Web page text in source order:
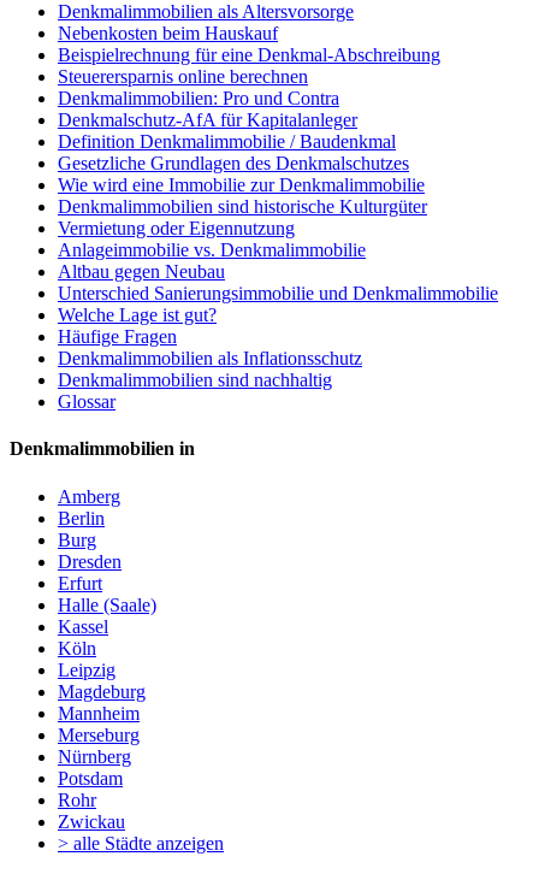
Denkmalimmobilien als Altersvorsorge
Nebenkosten beim Hauskauf
Beispielrechnung für eine Denkmal-Abschreibung
Steuerersparnis online berechnen
Denkmalimmobilien: Pro und Contra
Denkmalschutz-AfA für Kapitalanleger
Definition Denkmalimmobilie / Baudenkmal
Gesetzliche Grundlagen des Denkmalschutzes
Wie wird eine Immobilie zur Denkmalimmobilie
Denkmalimmobilien sind historische Kulturgüter
Vermietung oder Eigennutzung
Anlageimmobilie vs. Denkmalimmobilie
Altbau gegen Neubau
Unterschied Sanierungsimmobilie und Denkmalimmobilie
Welche Lage ist gut?
Häufige Fragen
Denkmalimmobilien als Inflationsschutz
Denkmalimmobilien sind nachhaltig
Glossar
Denkmalimmobilien in
Amberg
Berlin
Burg
Dresden
Erfurt
Halle (Saale)
Kassel
Köln
Leipzig
Magdeburg
Mannheim
Merseburg
Nürnberg
Potsdam
Rohr
Zwickau
> alle Städte anzeigen